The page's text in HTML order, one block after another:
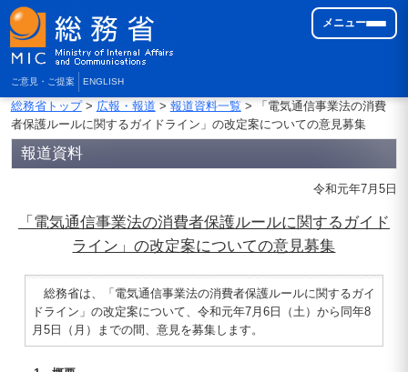
ご意見・ご提案 ENGLISH
メニュー
総務省トップ> 広報・報道 > 報道資料一覧> 「電気通信事業法の消費
者保護ルールに関するガイドライン」の改定案についての意見募集
報道資料
令和元年7月5日
「電気通信事業法の消費者保護ルールに関するガイド
ライン」の改定案についての意見募集
総務省は、「電気通信事業法の消費者保護ルールに関するガイ
ドライン」の改定案について、令和元年7月6日（土）から同年8
月5日（月）までの間、意見を募集します。